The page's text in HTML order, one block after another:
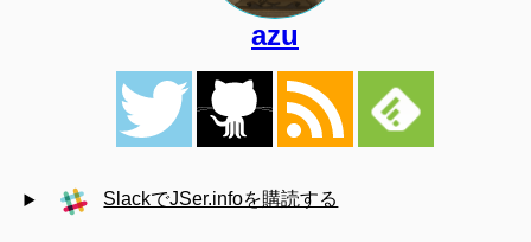
azu
SlackでJSer.infoを購読する